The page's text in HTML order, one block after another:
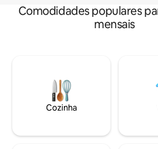
Comodidades populares
mensais
Cozinha